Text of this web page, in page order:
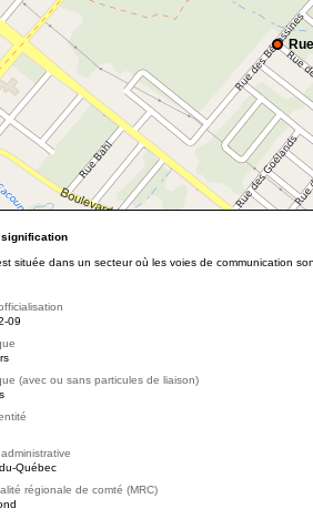
située dans un secteur où les voies de communication
09
(avec ou sans particules de liaison)
Québec
régionale de comté (MRC)